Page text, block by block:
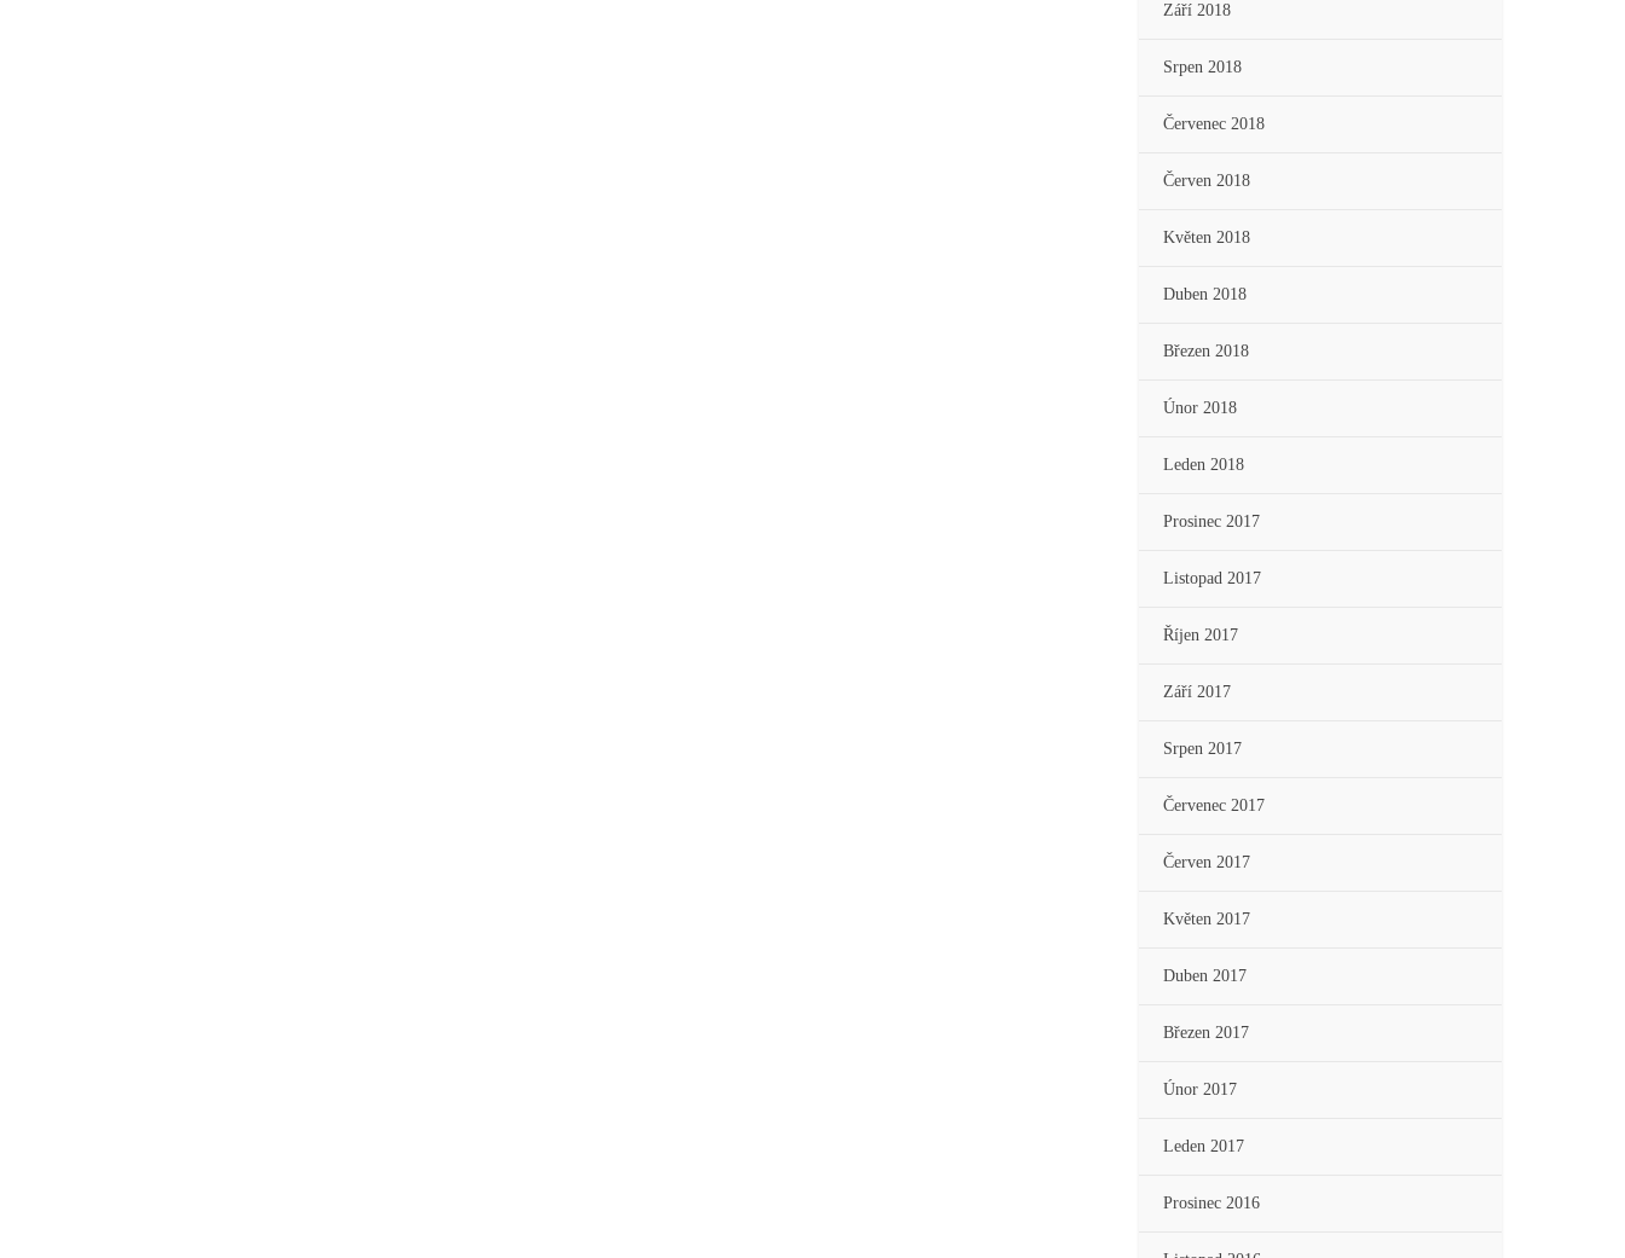
Září 2018
Srpen 2018
Červenec 2018
Červen 2018
Květen 2018
Duben 2018
Březen 2018
Únor 2018
Leden 2018
Prosinec 2017
Listopad 2017
Říjen 2017
Září 2017
Srpen 2017
Červenec 2017
Červen 2017
Květen 2017
Duben 2017
Březen 2017
Únor 2017
Leden 2017
Prosinec 2016